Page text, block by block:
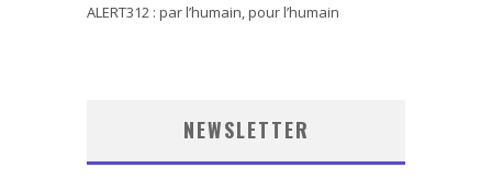
ALERT312 : par l’humain, pour l’humain
NEWSLETTER